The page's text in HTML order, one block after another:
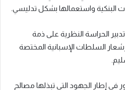
البنكية واستعمالها بشكل تدليسي.
الحراسة النظرية على ذمة
السلطات الإسبانية المختصة
في إطار الجهود التي تبذلها مصالح